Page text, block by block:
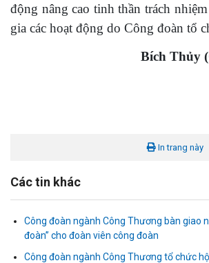
động nâng cao tinh thần trách
gia các hoạt động do Công đoàn tổ
Bích Thủy
In trang này
Các tin khác
Công đoàn ngành Công Thương bàn giao
đoàn” cho đoàn viên công đoàn
Công đoàn ngành Công Thương tổ chức